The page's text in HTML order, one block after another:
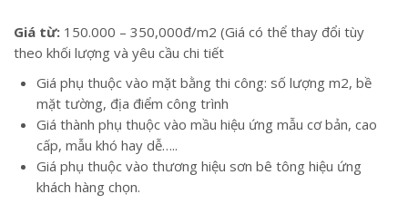
Giá từ: 150.000 – 350,000đ/m2 (Giá có thể thay đổi tùy
theo khối lượng và yêu cầu chi tiết
Giá phụ thuộc vào mặt bằng thi công: số lượng m2, bề
mặt tường, địa điểm công trình
Giá thành phụ thuộc vào mầu hiệu ứng mẫu cơ bản, cao
cấp, mẫu khó hay dễ…..
Giá phụ thuộc vào thương hiệu sơn bê tông hiệu ứng
khách hàng chọn.